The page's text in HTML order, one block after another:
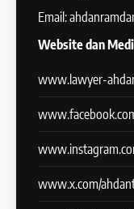
Email:
Website dan
www.lawyer-
www.x.com/